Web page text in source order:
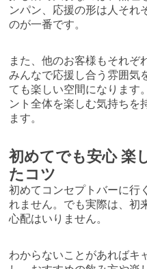
ンパン、応援の形は人それ
のが一番です。
また、他のお客様もそれぞ
みんなで応援し合う雰囲気
ても楽しい空間になります
ント全体を楽しむ気持ちを
ます。
初めてでも安心 楽
たコツ
初めてコンセプトバーに行
れません。でも実際は、初
心配はいりません。
わからないことがあればキ